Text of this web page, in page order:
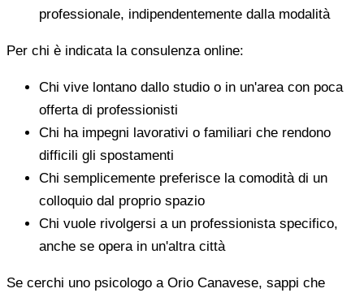
professionale, indipendentemente dalla modalità
Per chi è indicata la consulenza online:
Chi vive lontano dallo studio o in un'area con poca
offerta di professionisti
Chi ha impegni lavorativi o familiari che rendono
difficili gli spostamenti
Chi semplicemente preferisce la comodità di un
colloquio dal proprio spazio
Chi vuole rivolgersi a un professionista specifico,
anche se opera in un'altra città
Se cerchi uno psicologo a Orio Canavese, sappi che